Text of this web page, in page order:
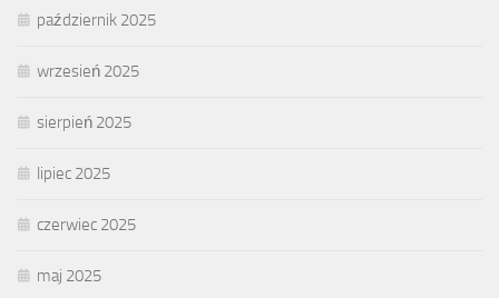
październik 2025
wrzesień 2025
sierpień 2025
lipiec 2025
czerwiec 2025
maj 2025